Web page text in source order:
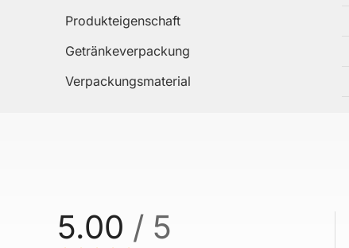
Produkteigenschaft
Getränkeverpackung
Verpackungsmaterial
5.00 / 5